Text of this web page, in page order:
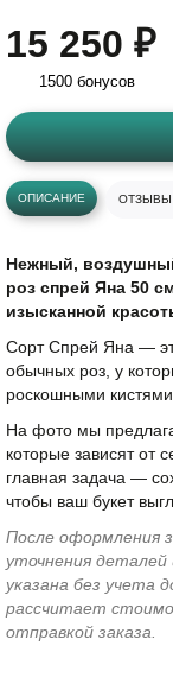
15 250 ₽
1500 бонусов
ОПИСАНИЕ ОТЗЫВЫ
Нежный,
роз спрей Яна 50
изысканной
Сорт Спрей Яна —
обычных роз, у
роскошными
На фото мы
которые зависят от
главная задача —
чтобы ваш букет
После оформления
уточнения
указана без учета
рассчитает
отправкой заказа.